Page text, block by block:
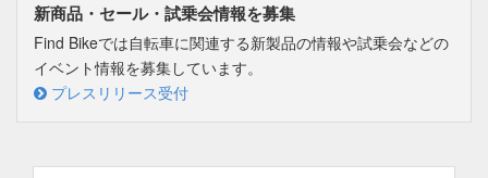
新商品・セール・試乗会情報を募集
Find Bikeでは自転車に関連する新製品の情報や試乗会などの
イベント情報を募集しています。
プレスリリース受付